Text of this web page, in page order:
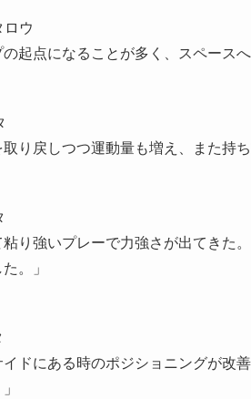
ウ
の起点になることが多く、スペー
取り戻しつつ運動量も増え、また持
粘り強いプレーで力強さが出てき
。」
イドにある時のポジショニングが